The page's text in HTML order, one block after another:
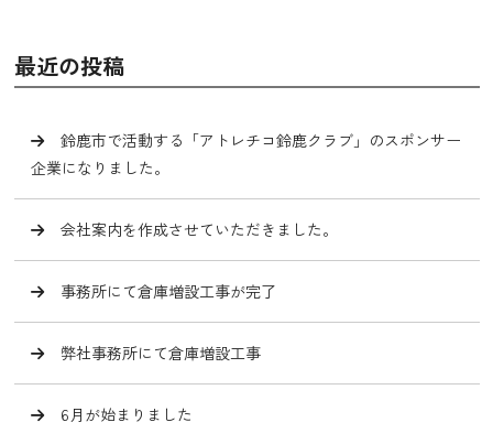
最近の投稿
鈴鹿市で活動する「アトレチコ鈴鹿クラブ」のスポンサー
企業になりました。
会社案内を作成させていただきました。
事務所にて倉庫増設工事が完了
弊社事務所にて倉庫増設工事
6月が始まりました